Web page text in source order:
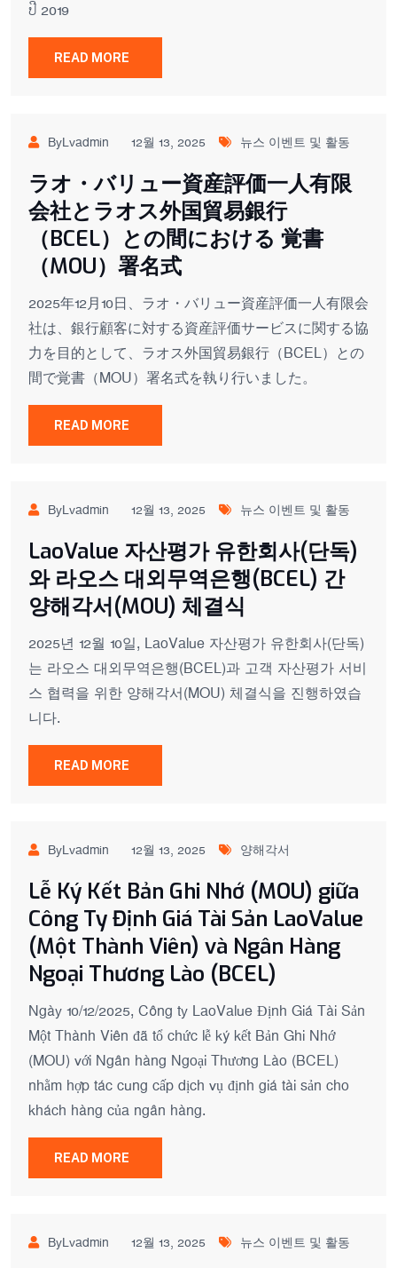
​ປີ 2019
READ MORE
ByLvadmin 12월 13, 2025 뉴스 이벤트 및 활동
ラオ・バリュー資産評価一人有限
会社とラオス外国貿易銀行
（BCEL）との間における 覚書
（MOU）署名式
2025年12月10日、ラオ・バリュー資産評価一人有限会
社は、銀行顧客に対する資産評価サービスに関する協
力を目的として、ラオス外国貿易銀行（BCEL）との
間で覚書（MOU）署名式を執り行いました。
READ MORE
ByLvadmin 12월 13, 2025 뉴스 이벤트 및 활동
LaoValue 자산평가 유한회사(단독)
와 라오스 대외무역은행(BCEL) 간
양해각서(MOU) 체결식
2025년 12월 10일, LaoValue 자산평가 유한회사(단독)
는 라오스 대외무역은행(BCEL)과 고객 자산평가 서비
스 협력을 위한 양해각서(MOU) 체결식을 진행하였습
니다.
READ MORE
ByLvadmin 12월 13, 2025 양해각서
Lễ Ký Kết Bản Ghi Nhớ (MOU) giữa
Công Ty Định Giá Tài Sản LaoValue
(Một Thành Viên) và Ngân Hàng
Ngoại Thương Lào (BCEL)
Ngày 10/12/2025, Công ty LaoValue Định Giá Tài Sản
Một Thành Viên đã tổ chức lễ ký kết Bản Ghi Nhớ
(MOU) với Ngân hàng Ngoại Thương Lào (BCEL)
nhằm hợp tác cung cấp dịch vụ định giá tài sản cho
khách hàng của ngân hàng.
READ MORE
ByLvadmin 12월 13, 2025 뉴스 이벤트 및 활동